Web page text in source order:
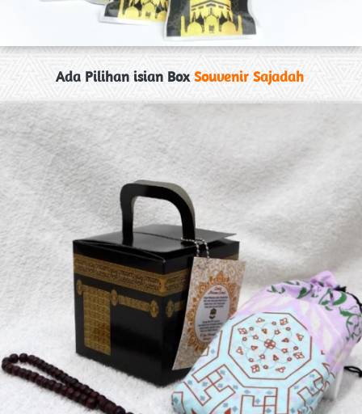
Ada Pilihan isian Box Souvenir Sajadah